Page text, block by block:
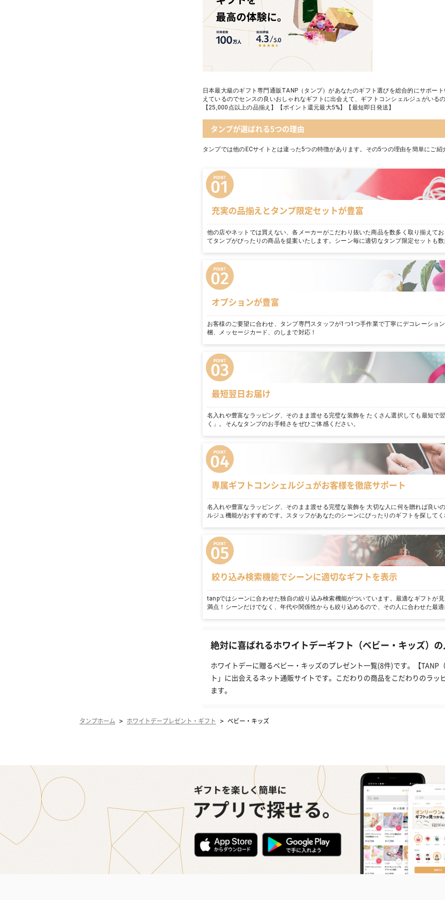
日本最大級のギフト専門通販TANP（タンプ）があなたのギフト選びを総合的にサポー
えているのでセンスの良いおしゃれなギフトに出会えて、ギフトコンシェルジュがいる
【25,000点以上の品揃え】【ポイント還元最大5%】【最短即日発送】
タンプが選ばれる5つの理由
タンプでは他のECサイトとは違った5つの特徴があります。その5つの理由を簡単にご紹
充実の品揃えとタンプ限定セットが豊富
他の店やネットでは買えない、各メーカーがこだわり抜いた商品を数多く取り揃えて
てタンプがぴったりの商品を提案いたします。シーン毎に適切なタンプ限定セットも
オプションが豊富
お客様のご要望に合わせ、タンプ専門スタッフが1つ1つ手作業で丁寧にデコレーショ
梱、メッセージカード、のしまで対応！
最短翌日お届け
名入れや豊富なラッピング、そのまま渡せる完璧な装飾を たくさん選択しても最短で
く」。そんなタンプのお手軽さをぜひご体感ください。
専属ギフトコンシェルジュがお客様を徹底サポート
名入れや豊富なラッピング、そのまま渡せる完璧な装飾を 大切な人に何を贈れば良い
ルジュ機能がおすすめです。スタッフがあなたのシーンにぴったりのギフトを探して
絞り込み検索機能でシーンに適切なギフトを表示
tanpではシーンに合わせた独自の絞り込み検索機能がついています。最適なギフトが
満点！シーンだけでなく、年代や関係性からも絞り込めるので、その人に合わせた最
絶対に喜ばれるホワイトデーギフト（ベビー・キッズ）
ホワイトデーに贈るベビー・キッズのプレゼント一覧(8件)です。【TANP
ト」に出会えるネット通販サイトです。こだわりの商品をこだわりのラ
ます。
タンプホーム > ホワイトデープレゼント・ギフト > ベビー・キッズ